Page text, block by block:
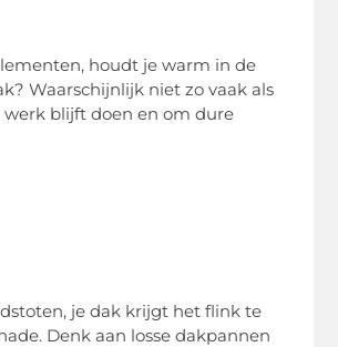
houdt je warm in de
Waarschijnlijk niet zo vaak als
blijft doen en om dure
je dak krijgt het flink te
Denk aan losse dakpannen